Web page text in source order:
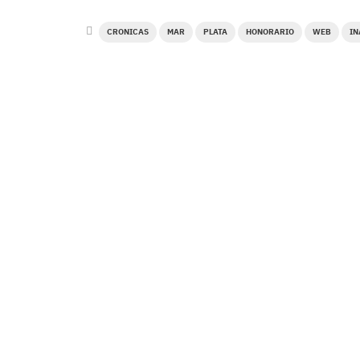
CRONICAS MAR PLATA HONORARIO WEB